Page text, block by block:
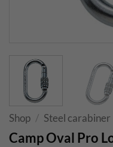
Shop / Steel carabiner
Camp Oval Pro